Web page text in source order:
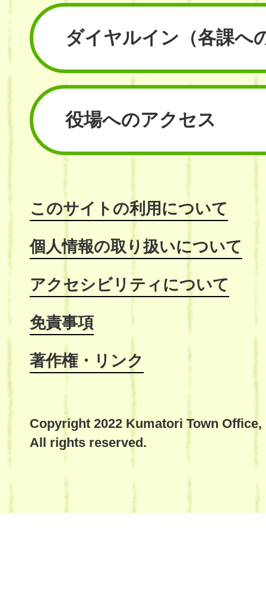
ダイヤルイン （各課へ
役場へのアクセス
このサイトの利用について
個人情報の取り扱いについて
アクセシビリティについて
免責事項
著作権・リンク
Copyright 2022 Kumatori Town Office,
All rights reserved.